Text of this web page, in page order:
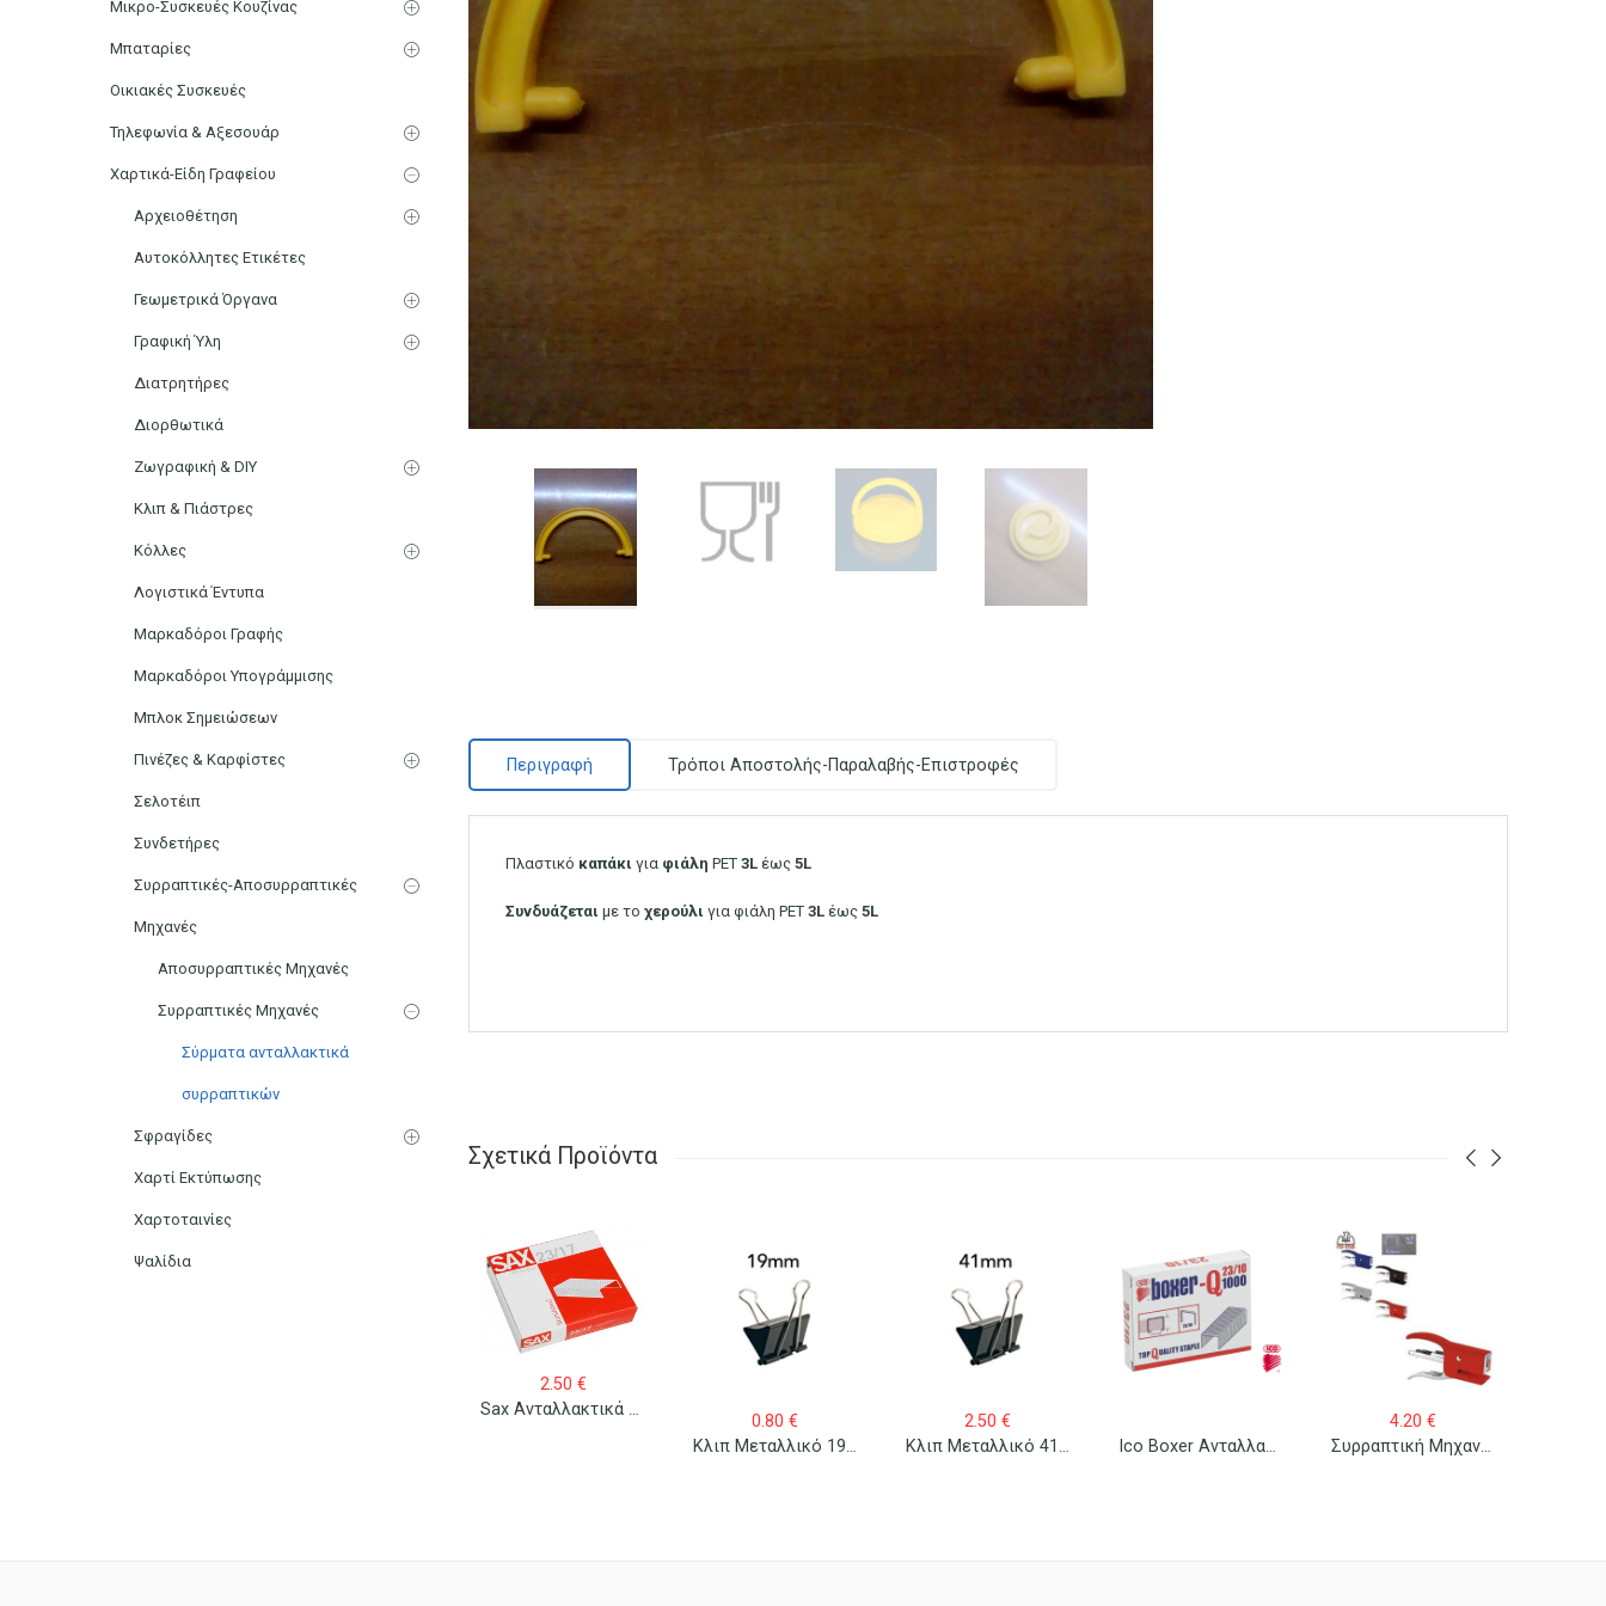
Περιγραφή Τρόποι Αποστολής-Παραλαβής-Επιστροφές
Πλαστικό καπάκι για φιάλη PET 3L έως 5L
Συνδυάζεται με το χερούλι για φιάλη PET 3L έως 5L
Σχετικά Προϊόντα
2.50 €
0.80€ 2.50€
Ico Boxer Ανταλλακτικά Σύρματα Συρραπτικού No 23/10 1000 Τεμ/κουτί
4.20€
Συρραπτική Μηχανή Maestri Mini No 10
Μικρο-Συσκευές Κουζίνας
Μπαταρίες
Οικιακές Συσκευές
Τηλεφωνία & Αξεσουάρ
Χαρτικά-Είδη Γραφείου
Αρχειοθέτηση
Αυτοκόλλητες Ετικέτες
Γεωμετρικά Όργανα
Γραφική Ύλη
Διατρητήρες
Διορθωτικά
Ζωγραφική & DIY
Κλιπ & Πιάστρες
Κόλλες
Λογιστικά Έντυπα
Μαρκαδόροι Γραφής
Μαρκαδόροι Υπογράμμισης
Μπλοκ Σημειώσεων
Πινέζες & Καρφίστες
Σελοτέιπ
Συνδετήρες
Συρραπτικές-Αποσυρραπτικές
Μηχανές
Αποσυρραπτικές Μηχανές
Συρραπτικές Μηχανές
Σύρματα ανταλλακτικά
συρραπτικών
Σφραγίδες
Χαρτί Εκτύπωσης
Χαρτοταινίες
Ψαλίδια